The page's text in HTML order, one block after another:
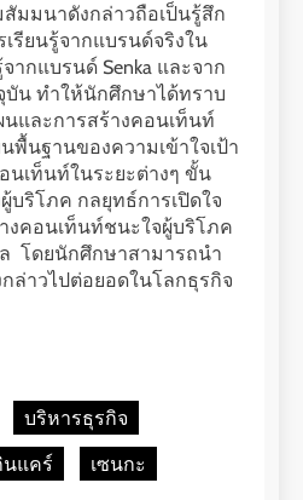
มมนาดังกล่าวถือเป็นรู้สึก
รียนรู้จากแบรนด์จริงใน
ากแบรนด์ Senka และจาก
น ทำให้นักศึกษาได้ทราบ
นและการสร้างคอนเท็นท์
พื้นฐานของความเข้าใจเป้า
นเท็นท์ในระยะต่างๆ ขั้น
บริโภค กลยุทธ์การเปิดใจ
งคอนเท็นท์ชนะใจผู้บริโภค
โดยนักศึกษาสามารถนำ
ล่าวไปต่อยอดในโลกธุรกิจ
บริหารธุรกิจ
นแคร์ เซนกะ